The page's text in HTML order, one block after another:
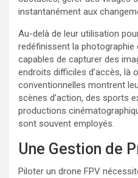
instantanément aux
Au-delà de leur utilisation
redéfinissent la photographie
capables de capturer des
endroits difficiles d’accès, là
conventionnelles montrent
scènes d’action, des sports
productions
sont souvent employés.
Une Gestion de
Piloter un drone FPV